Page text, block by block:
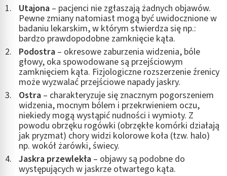
Utajona – pacjenci nie zgłaszają żadnych objawów.
Pewne zmiany natomiast mogą być uwidocznione w
badaniu lekarskim, w którym stwierdza się np.:
bardzo prawdopodobne zamknięcie kąta.
Podostra – okresowe zaburzenia widzenia, bóle
głowy, oka spowodowane są przejściowym
zamknięciem kąta. Fizjologiczne rozszerzenie źrenicy
może wyzwalać przejściowe napady jaskry.
Ostra – charakteryzuje się znacznym pogorszeniem
widzenia, mocnym bólem i przekrwieniem oczu,
niekiedy mogą wystąpić nudności i wymioty. Z
powodu obrzęku rogówki (obrzękłe komórki działają
jak pryzmat) chory widzi kolorowe koła (tzw. halo)
np. wokół żarówki, świecy.
Jaskra przewlekła – objawy są podobne do
występujących w jaskrze otwartego kąta.
Pomiar efektywności treści
Rozumienie odbiorców dzięki statystyce lub
kombinacji danych z różnych źródeł
Rozwój i ulepszanie usług
Wykorzystywanie ograniczonych danych do
wyboru treści
Funkcje specjalne IAB:
Użycie dokładnych danych geolokalizacyjnych
Identyfikowanie urządzeń na podstawie
aktywnie żądanych informacji
Cele przetwarzania inne niż IAB: